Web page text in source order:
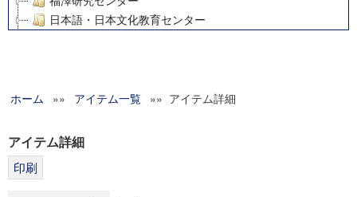
日本語・日本文化教育センター
グローバルリサーチインスティテュート
科学研究費補助金研究成果報告書
ホーム »» アイテム一覧 »» アイテム詳細
アイテム詳細